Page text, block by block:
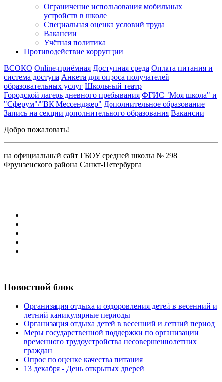
Ограничение использования мобильных
устройств в школе
Специальная оценка условий труда
Вакансии
Учётная политика
Противодействие коррупции
ВСОКО Online-приёмная Доступная среда Оплата питания и
система доступа Анкета для опроса получателей
образовательных услуг Школьный театр
Городской лагерь дневного пребывания ФГИС "Моя школа" и
"Сферум"/"ВК Мессенджер" Дополнительное образование
Запись на секции дополнительного образования Вакансии
Добро пожаловать!
на официальный сайт ГБОУ средней школы № 298
Фрунзенского района Санкт-Петербурга
Новостной блок
Организация отдыха и оздоровления детей в весенний и
летний каникулярные периоды
Организация отдыха детей в весенний и летний период
Меры государственной поддержки по организации
временного трудоустройства несовершеннолетних
граждан
Опрос по оценке качества питания
13 декабря - День открытых дверей